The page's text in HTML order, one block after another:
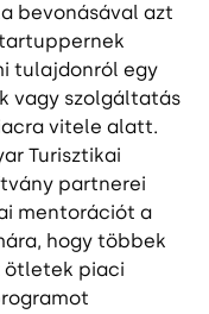
bevonásával azt
tulajdonról egy
vagy szolgáltatás
vitele alatt.
Turisztikai
partnerei
mentorációt a
hogy többek
ötletek piaci